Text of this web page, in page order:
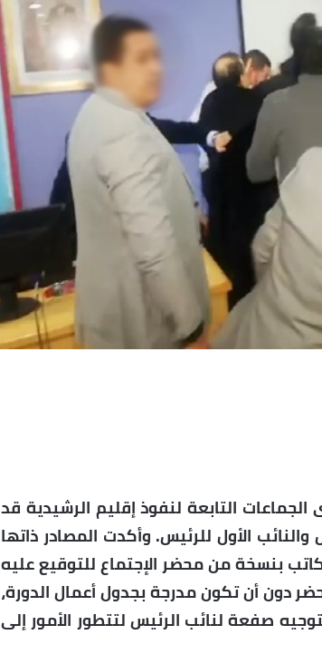
لـ ” الجهة 8 ” أن إحدى الجماعات التابعة لنفوذ إقليم الرشيدية قد
الأول للرئيس. وأكدت المصادر ذاتها
بنسخة من محضر الإجتماع للتوقيع عليه
دون أن تكون مدرجة بجدول أعمال الدورة،
صفعة لنائب الرئيس لتتطور الأمور إلى